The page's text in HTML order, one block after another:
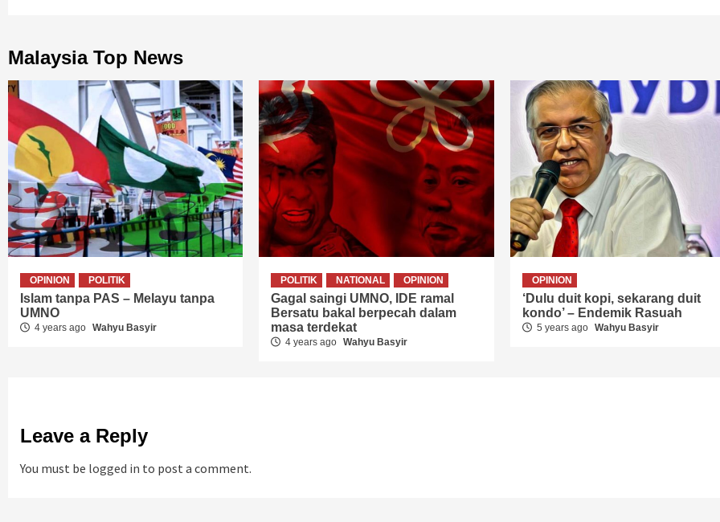
Malaysia Top News
OPINION POLITIK
Islam tanpa PAS – Melayu tanpa
UMNO
4 years ago Wahyu Basyir
POLITIK NATIONAL OPINION
Gagal saingi UMNO, IDE ramal
Bersatu bakal berpecah dalam
masa terdekat
4 years ago Wahyu Basyir
OPINION
‘Dulu duit kopi, sekarang duit
kondo’ – Endemik Rasuah
5 years ago Wahyu Basyir
Leave a Reply
You must be logged in to post a comment.